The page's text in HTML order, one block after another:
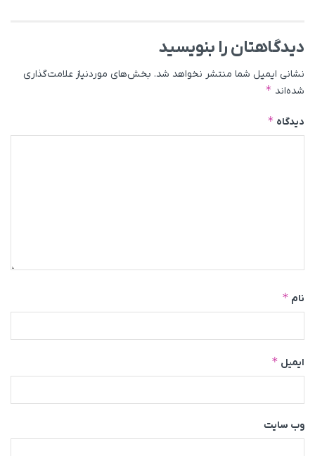
دیدگاهتان را بنویسید
نشانی ایمیل شما منتشر نخواهد شد. بخش‌های موردنیاز علامت‌گذاری
شده‌اند *
دیدگاه *
نام *
ایمیل *
وب‌ سایت